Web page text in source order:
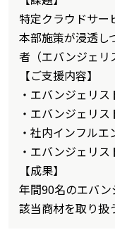
特定クラウドサー
本部施策が浸透し
者（エバンジェリ
【ご支援内容】
・エバンジェリ
・エバンジェリ
・社内インフル
・エバンジェリ
【成果】
年間90名のエバ
該当商材を取り扱